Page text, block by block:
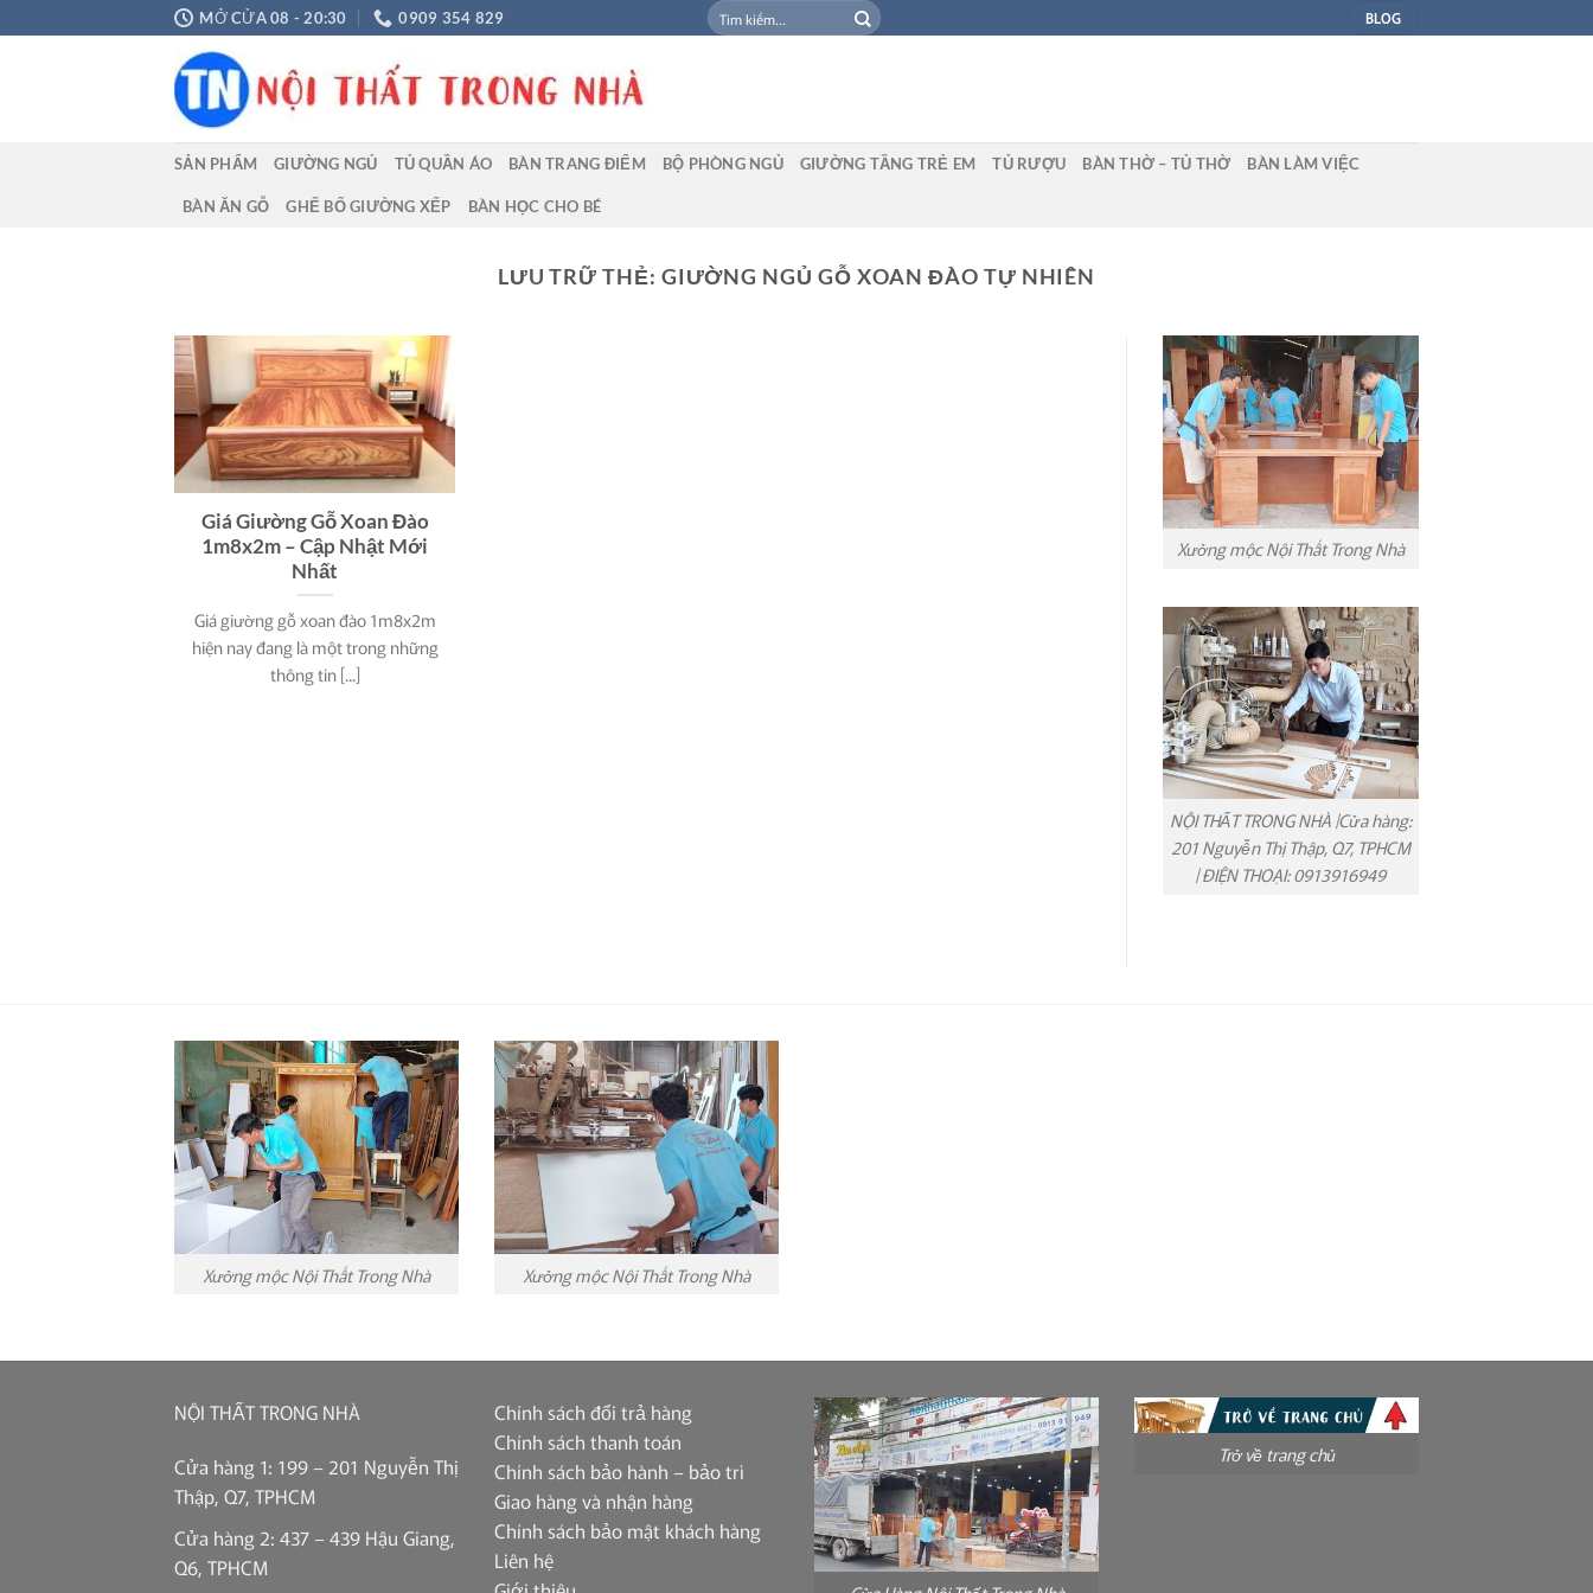
đến
MỞ CỬA 08 - 20:30 0909 354 829
Tìm
kiếm:
BLOG
SẢN PHẨM GIƯỜNG NGỦ TỦ QUẦN ÁO BÀN TRANG ĐIỂM BỘ PHÒNG NGỦ GIƯỜNG TẦNG TRẺ EM TỦ RƯỢU BÀN THỜ – TỦ THỜ BÀN LÀM VIỆC
BÀN ĂN GỖ GHẾ BỐ GIƯỜNG XẾP BÀN HỌC CHO BÉ
LƯU TRỮ THẺ: GIƯỜNG NGỦ GỖ XOAN ĐÀO TỰ NHIÊN
Giá Giường Gỗ Xoan Đào
1m8x2m – Cập Nhật Mới
Nhất
Giá giường gỗ xoan đào 1m8x2m
hiện nay đang là một trong những
thông tin [...]
Xưởng mộc Nội Thất Trong Nhà
NỘI THẤT TRONG NHÀ |Cửa hàng:
201 Nguyễn Thị Thập, Q7, TPHCM
| ĐIỆN THOẠI: 0913916949
Xưởng mộc Nội Thất Trong Nhà Xưởng mộc Nội Thất Trong Nhà
NỘI THẤT TRONG NHÀ
Cửa hàng 1: 199 – 201 Nguyễn Thị
Thập, Q7, TPHCM
Cửa hàng 2: 437 – 439 Hậu Giang,
Q6, TPHCM
Chính sách đổi trả hàng
Chính sách thanh toán
Chính sách bảo hành – bảo trì
Giao hàng và nhận hàng
Chính sách bảo mật khách hàng
Liên hệ
Trở về trang chủ